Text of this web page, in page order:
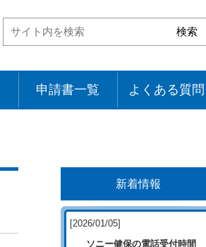
申請書一覧 よくある質問
新着情報
[2026/01/05]
ソニー健保の電話受付時間